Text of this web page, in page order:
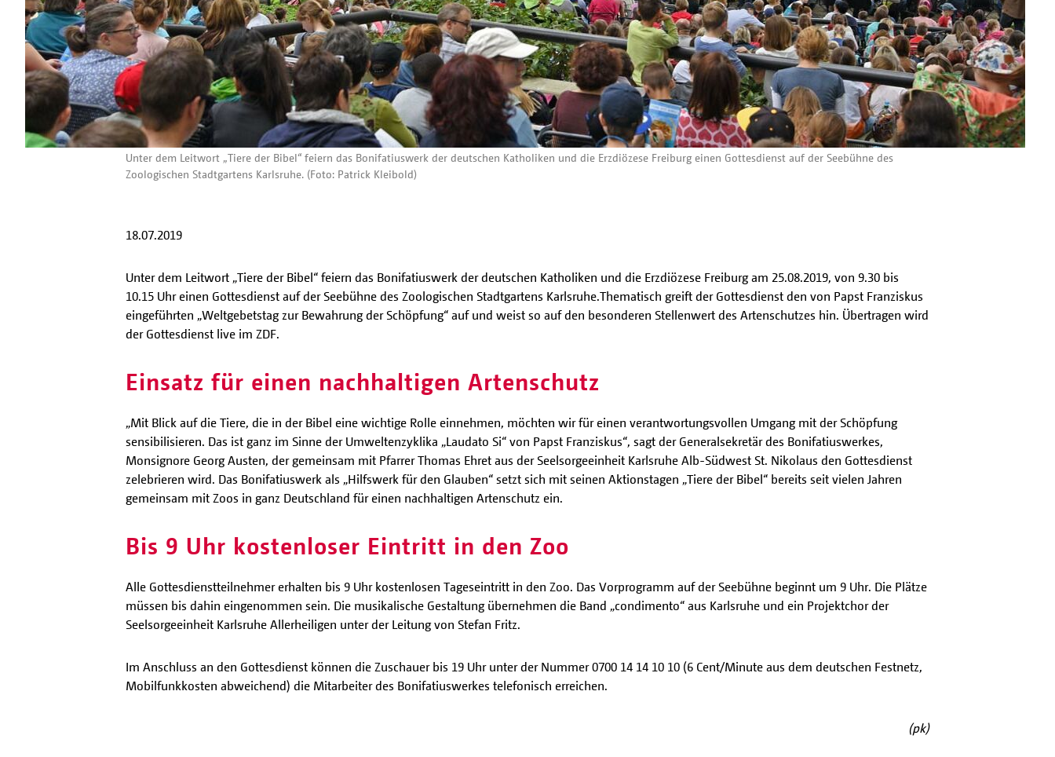
Unter dem Leitwort „Tiere der Bibel“ feiern das Bonifatiuswerk der deutschen Katholiken und die Erzdiözese Freiburg einen Gottesdienst auf der Seebühne des
Zoologischen Stadtgartens Karlsruhe. (Foto: Patrick Kleibold)
18.07.2019
Unter dem Leitwort „Tiere der Bibel“ feiern das Bonifatiuswerk der deutschen Katholiken und die Erzdiözese Freiburg am 25.08.2019, von 9.30 bis
10.15 Uhr einen Gottesdienst auf der Seebühne des Zoologischen Stadtgartens Karlsruhe.Thematisch greift der Gottesdienst den von Papst Franziskus
eingeführten „Weltgebetstag zur Bewahrung der Schöpfung“ auf und weist so auf den besonderen Stellenwert des Artenschutzes hin. Übertragen wird
der Gottesdienst live im ZDF.
Einsatz für einen nachhaltigen Artenschutz
„Mit Blick auf die Tiere, die in der Bibel eine wichtige Rolle einnehmen, möchten wir für einen verantwortungsvollen Umgang mit der Schöpfung
sensibilisieren. Das ist ganz im Sinne der Umweltenzyklika „Laudato Si“ von Papst Franziskus“, sagt der Generalsekretär des Bonifatiuswerkes,
Monsignore Georg Austen, der gemeinsam mit Pfarrer Thomas Ehret aus der Seelsorgeeinheit Karlsruhe Alb-Südwest St. Nikolaus den Gottesdienst
zelebrieren wird. Das Bonifatiuswerk als „Hilfswerk für den Glauben“ setzt sich mit seinen Aktionstagen „Tiere der Bibel“ bereits seit vielen Jahren
gemeinsam mit Zoos in ganz Deutschland für einen nachhaltigen Artenschutz ein.
Bis 9 Uhr kostenloser Eintritt in den Zoo
Alle Gottesdienstteilnehmer erhalten bis 9 Uhr kostenlosen Tageseintritt in den Zoo. Das Vorprogramm auf der Seebühne beginnt um 9 Uhr. Die Plätze
müssen bis dahin eingenommen sein. Die musikalische Gestaltung übernehmen die Band „condimento“ aus Karlsruhe und ein Projektchor der
Seelsorgeeinheit Karlsruhe Allerheiligen unter der Leitung von Stefan Fritz.
Im Anschluss an den Gottesdienst können die Zuschauer bis 19 Uhr unter der Nummer 0700 14 14 10 10 (6 Cent/Minute aus dem deutschen Festnetz,
Mobilfunkkosten abweichend) die Mitarbeiter des Bonifatiuswerkes telefonisch erreichen.
(pk)